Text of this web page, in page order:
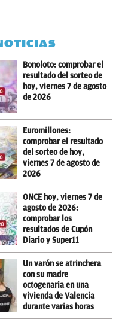
Bonoloto: comprobar el
resultado del sorteo de
hoy, viernes 7 de agosto
de 2026
Euromillones:
comprobar el resultado
del sorteo de hoy,
viernes 7 de agosto de
2026
ONCE hoy, viernes 7 de
agosto de 2026:
comprobar los
resultados de Cupón
Diario y Super11
Un varón se atrinchera
con su madre
octogenaria en una
vivienda de Valencia
durante varias horas